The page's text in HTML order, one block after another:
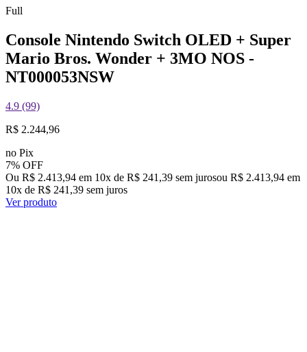
Full
Console Nintendo Switch OLED + Super
Mario Bros. Wonder + 3MO NOS -
NT000053NSW
4.9 (99)
R$ 2.244,96
no Pix
7% OFF
Ou R$ 2.413,94 em 10x de R$ 241,39 sem jurosou R$ 2.413,94 em
10x de R$ 241,39 sem juros
Ver produto